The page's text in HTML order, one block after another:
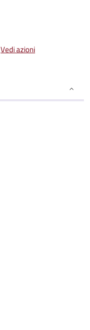
Vedi azioni